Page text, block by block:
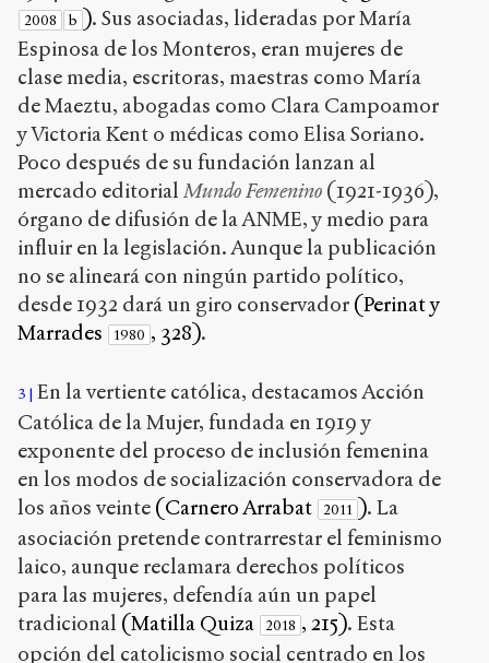
2008 b ). Sus asociadas, lideradas por María
Espinosa de los Monteros, eran mujeres de
clase media, escritoras, maestras como María
de Maeztu, abogadas como Clara Campoamor
y Victoria Kent o médicas como Elisa Soriano.
Poco después de su fundación lanzan al
mercado editorial Mundo Femenino (1921-1936),
órgano de difusión de la ANME, y medio para
influir en la legislación. Aunque la publicación
no se alineará con ningún partido político,
desde 1932 dará un giro conservador (Perinat y
Marrades
1980 , 328).
3
En la vertiente católica, destacamos Acción
Católica de la Mujer, fundada en 1919 y
exponente del proceso de inclusión femenina
en los modos de socialización conservadora de
los años veinte (Carnero Arrabat 2011 ). La
asociación pretende contrarrestar el feminismo
laico, aunque reclamara derechos políticos
para las mujeres, defendía aún un papel
tradicional (Matilla Quiza 2018 , 215). Esta
opción del catolicismo social centrado en los